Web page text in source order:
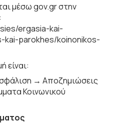
μέσω gov.gr στην
ergasia-kai-
kai-parokhes/koinonikos-
είναι:
→ Αποζημιώσεις
Κοινωνικού